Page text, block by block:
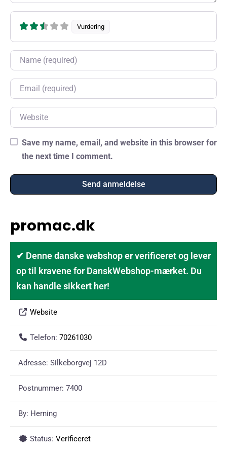
Vurdering
Name
Email
Website
Save my name, email, and website in this browser for
the next time I comment.
promac.dk
✔ Denne danske webshop er verificeret og lever
op til kravene for DanskWebshop-mærket. Du
kan handle sikkert her!
Website
Telefon: 70261030
Adresse: Silkeborgvej 12D
Postnummer: 7400
By: Herning
Status: Verificeret